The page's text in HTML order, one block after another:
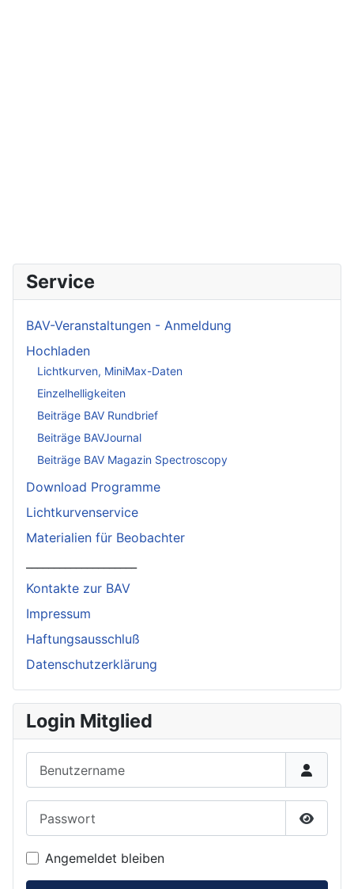
Service
BAV-Veranstaltungen - Anmeldung
Hochladen
Lichtkurven, MiniMax-Daten
Einzelhelligkeiten
Beiträge BAV Rundbrief
Beiträge BAVJournal
Beiträge BAV Magazin Spectroscopy
Download Programme
Lichtkurvenservice
Materialien für Beobachter
Kontakte zur BAV
Impressum
Haftungsausschluß
Datenschutzerklärung
Login Mitglied
Angemeldet bleiben